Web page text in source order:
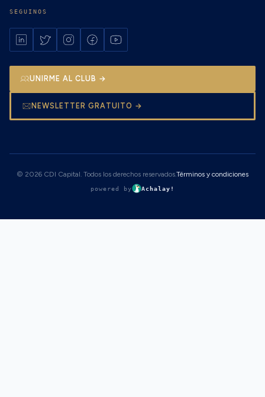
SEGUINOS
UNIRME AL CLUB →
NEWSLETTER GRATUITO →
© 2026 CDI Capital. Todos los derechos reservados.Términos y condiciones
powered by Achalay!